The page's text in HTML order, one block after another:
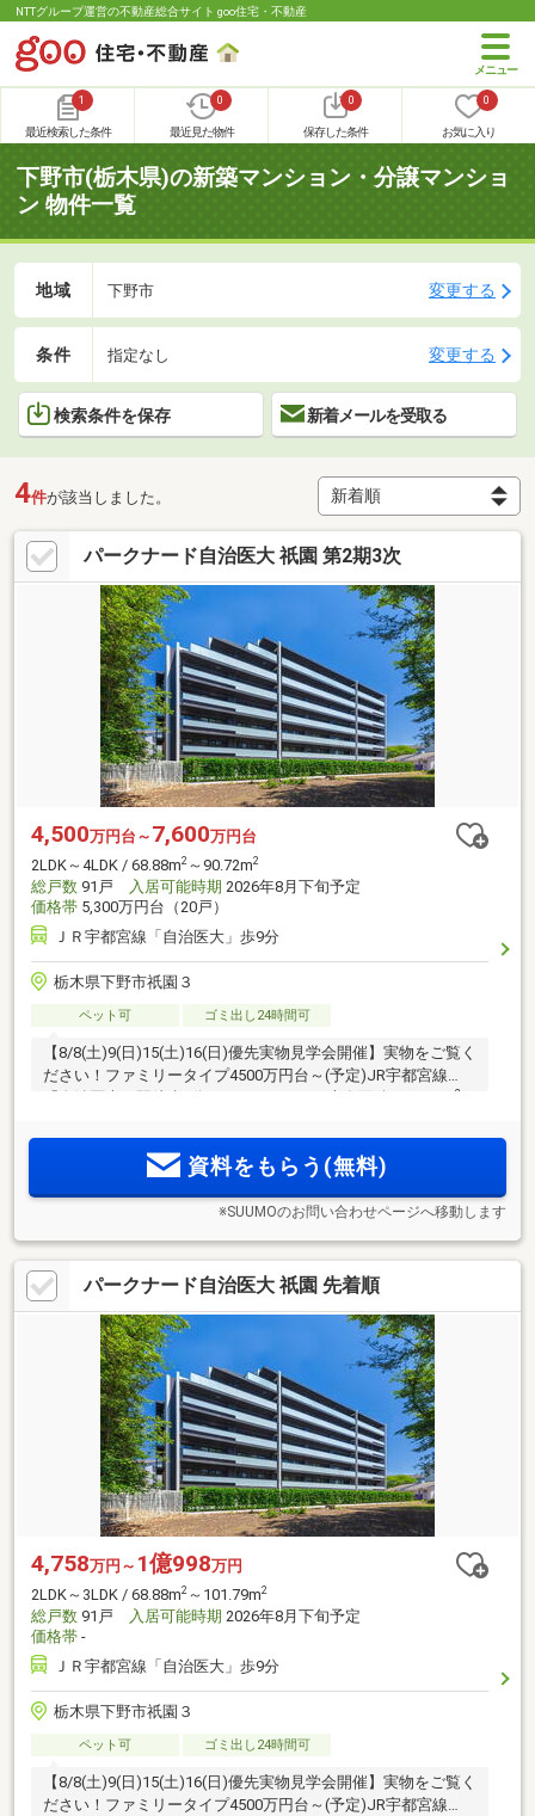
NTTグループ運営の不動産総合サイト goo住宅・不動産
1
最近検索した条件
0
最近見た物件
0
保存した条件
0
お気に入り
下野市(栃木県)の新築マンション・分譲マンショ
ン 物件一覧
地域 下野市 変更する
条件 指定なし 変更する
検索条件を保存 新着メールを受取る
4件が該当しました。
パークナード自治医大 祇園 第2期3次
4,500万円台～ 7,600万円台
2LDK～4LDK / 68.88m2 ～90.72m2
総戸数 91戸 入居可能時期 2026年8月下旬予定
価格帯 5,300万円台（20戸）
ＪＲ宇都宮線「自治医大」歩9分
栃木県下野市祇園３
ペット可 ゴミ出し24時間可
【8/8(土)9(日)15(土)16(日)優先実物見学会開催】実物をご覧く
ださい！ファミリータイプ4500万円台～(予定)JR宇都宮線
2
戸・南向き・南東向き＜パークナード自治医大 祇園＞誕生
資料をもらう(無料)
※SUUMOのお問い合わせページへ移動します
パークナード自治医大 祇園 先着順
4,758万円～ 1億998万円
2LDK～3LDK / 68.88m2 ～101.79m2
総戸数 91戸 入居可能時期 2026年8月下旬予定
価格帯 -
ＪＲ宇都宮線「自治医大」歩9分
栃木県下野市祇園３
ペット可 ゴミ出し24時間可
【8/8(土)9(日)15(土)16(日)優先実物見学会開催】実物をご覧く
ださい！ファミリータイプ4500万円台～(予定)JR宇都宮線